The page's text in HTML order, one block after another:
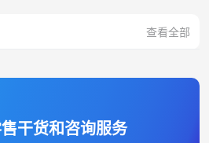
查看全部
干货和咨询服务